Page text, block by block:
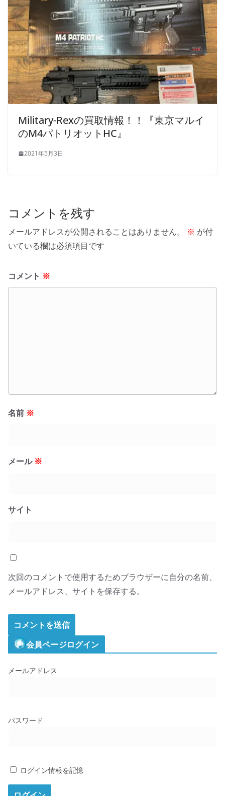
Military-Rexの買取情報！！『東京マルイ
のM4パトリオットHC』
2021年5月3日
コメントを残す
メールアドレスが公開されることはありません。 ※ が付
いている欄は必須項目です
コメント ※
名前 ※
メール ※
サイト
次回のコメントで使用するためブラウザーに自分の名前、
メールアドレス、サイトを保存する。
会員ページログイン
メールアドレス
パスワード
ログイン情報を記憶